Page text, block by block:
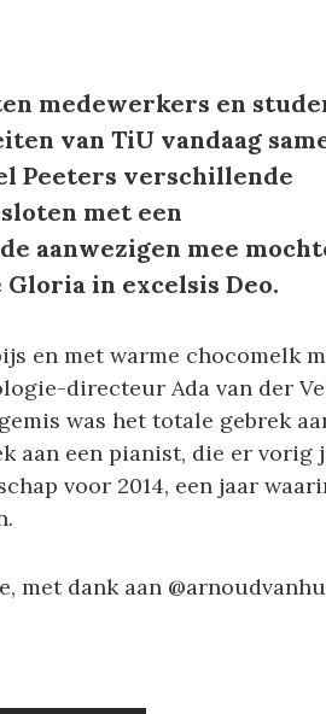
medewerkers en
van TiU vandaag
Peeters verschillende
met een
aanwezigen mee
in excelsis Deo.
en met warme chocomelk
directeur Ada van der
was het totale gebrek
aan een pianist, die er vorig
voor 2014, een jaar
met dank aan